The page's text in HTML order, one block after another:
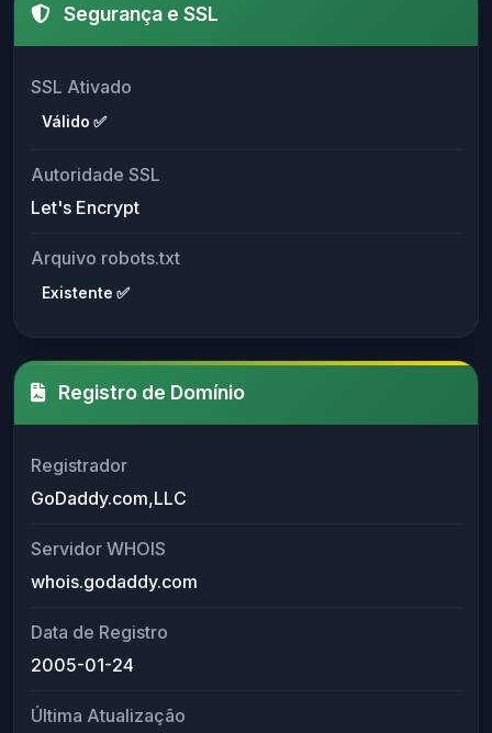
Segurança e SSL
SSL Ativado
Válido ✅
Autoridade SSL
Let's Encrypt
Arquivo robots.txt
Existente ✅
Registro de Domínio
Registrador
GoDaddy.com,LLC
Servidor WHOIS
whois.godaddy.com
Data de Registro
2005-01-24
Última Atualização